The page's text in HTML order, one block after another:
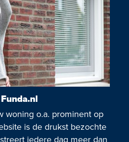
Funda.nl
woning o.a. prominent op
is de drukst bezochte
iedere dag meer dan